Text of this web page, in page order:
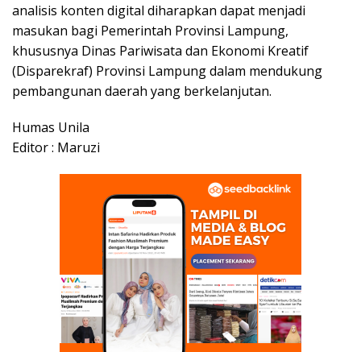
analisis konten digital diharapkan dapat menjadi
masukan bagi Pemerintah Provinsi Lampung,
khususnya Dinas Pariwisata dan Ekonomi Kreatif
(Disparekraf) Provinsi Lampung dalam mendukung
pembangunan daerah yang berkelanjutan.
Humas Unila
Editor : Maruzi